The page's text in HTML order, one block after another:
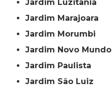
Jardim Luzitânia
Jardim Marajoara
Jardim Morumbi
Jardim Novo Mundo
Jardim Paulista
Jardim São Luiz